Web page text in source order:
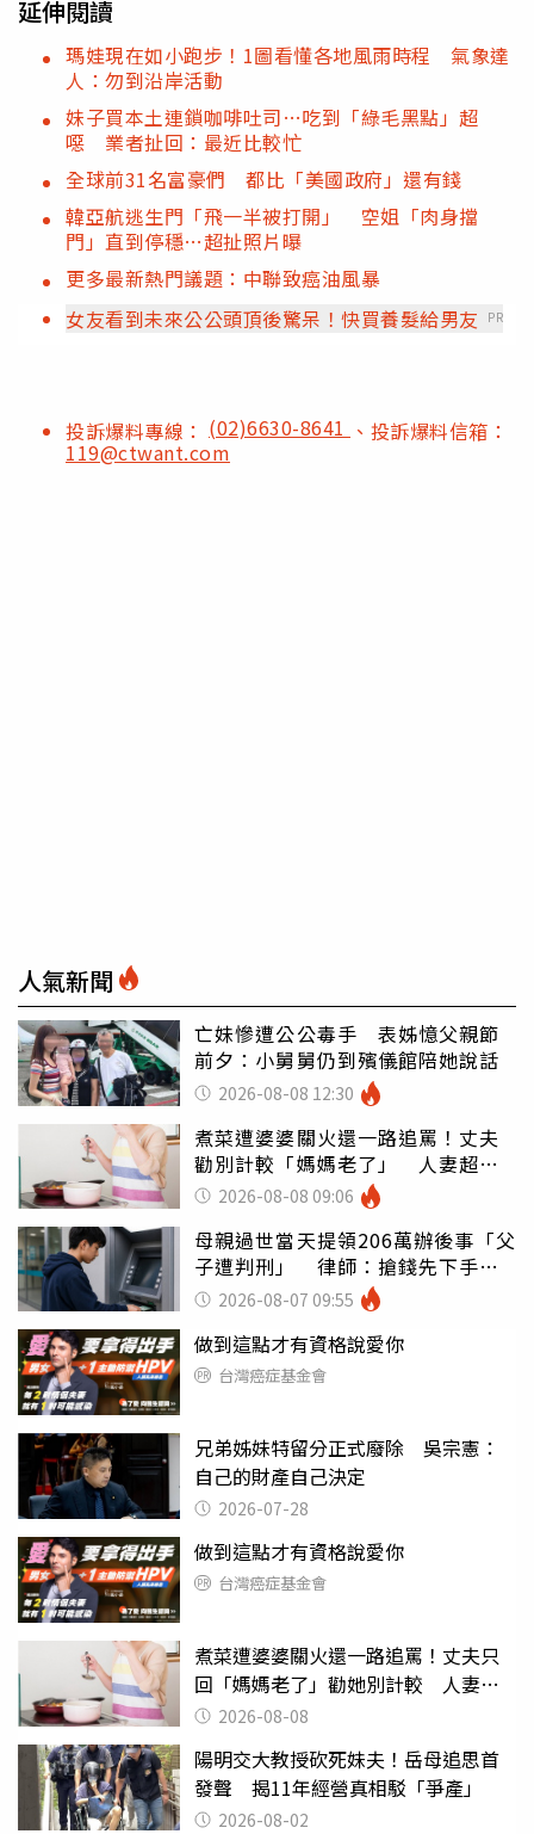
延伸閱讀
瑪娃現在如小跑步！1圖看懂各地風雨時程 氣象達
人：勿到沿岸活動
妹子買本土連鎖咖啡吐司…吃到「綠毛黑點」超
噁 業者扯回：最近比較忙
全球前31名富豪們 都比「美國政府」還有錢
韓亞航逃生門「飛一半被打開」 空姐「肉身擋
門」直到停穩…超扯照片曝
更多最新熱門議題：中聯致癌油風暴
女友看到未來公公頭頂後驚呆！快買養髮給男友
PR
投訴爆料專線： (02)6630-8641 、投訴爆料信箱：
119@ctwant.com
人氣新聞
亡妹慘遭公公毒手 表姊憶父親節
前夕：小舅舅仍到殯儀館陪她說話
2026-08-08 12:30
煮菜遭婆婆關火還一路追罵！丈夫
勸別計較「媽媽老了」 人妻超崩
潰：我像台傭
2026-08-08 09:06
母親過世當天提領206萬辦後事「父
子遭判刑」 律師：搶錢先下手是
罪 2026-08-07 09:55
做到這點才有資格說愛你
台灣癌症基金會
兄弟姊妹特留分正式廢除 吳宗憲：
自己的財產自己決定
2026-07-28
做到這點才有資格說愛你
台灣癌症基金會
煮菜遭婆婆關火還一路追罵！丈夫只
回「媽媽老了」勸她別計較 人妻超
崩潰：我像台傭
2026-08-08
陽明交大教授砍死妹夫！岳母追思首
發聲 揭11年經營真相駁「爭產」
2026-08-02